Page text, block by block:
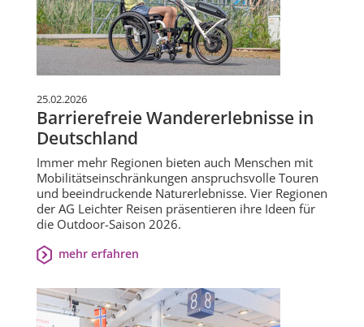
25.02.2026
Barrierefreie Wandererlebnisse in
Deutschland
Immer mehr Regionen bieten auch Menschen mit
Mobilitätseinschränkungen anspruchsvolle Touren
und beeindruckende Naturerlebnisse. Vier Regionen
der AG Leichter Reisen präsentieren ihre Ideen für
die Outdoor-Saison 2026.
mehr erfahren